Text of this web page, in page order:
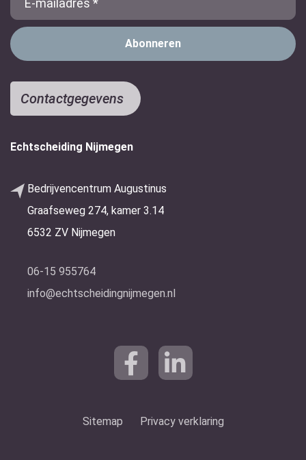
Mail
Contactgegevens
Echtscheiding Nijmegen
Bedrijvencentrum Augustinus
Graafseweg 274, kamer 3.14
6532 ZV Nijmegen
06-15 955764
info@echtscheidingnijmegen.nl
Sitemap Privacy verklaring